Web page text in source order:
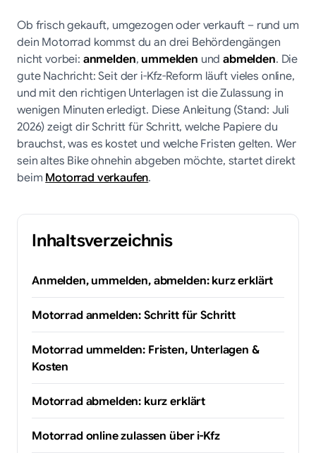
Ob frisch gekauft, umgezogen oder verkauft – rund um
dein Motorrad kommst du an drei Behördengängen
nicht vorbei:anmelden,ummelden undabmelden. Die
gute Nachricht: Seit der i-Kfz-Reform läuft vieles online,
und mit den richtigen Unterlagen ist die Zulassung in
wenigen Minuten erledigt. Diese Anleitung (Stand: Juli
2026) zeigt dir Schritt für Schritt, welche Papiere du
brauchst, was es kostet und welche Fristen gelten. Wer
sein altes Bike ohnehin abgeben möchte, startet direkt
beimMotorrad verkaufen.
Inhaltsverzeichnis
Anmelden, ummelden, abmelden: kurz erklärt
Motorrad anmelden: Schritt für Schritt
Motorrad ummelden: Fristen, Unterlagen &
Kosten
Motorrad abmelden: kurz erklärt
Motorrad online zulassen über i-Kfz